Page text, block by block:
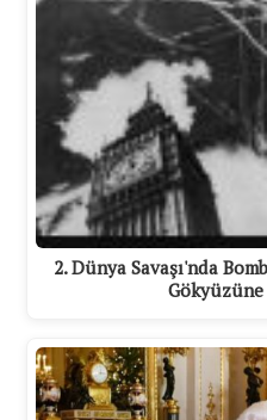
2. Dünya Savaşı'nda